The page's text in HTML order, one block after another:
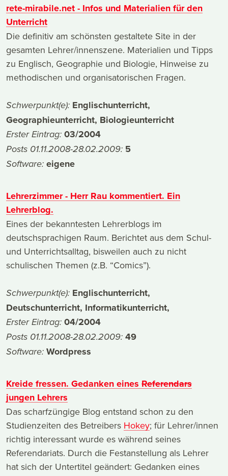
rete-mirabile.net - Infos und Materialien für den
Unterricht
Die definitiv am schönsten gestaltete Site in der
gesamten Lehrer/innenszene. Materialien und Tipps
zu Englisch, Geographie und Biologie, Hinweise zu
methodischen und organisatorischen Fragen.
Schwerpunkt(e): Englischunterricht,
Geographieunterricht, Biologieunterricht
Erster Eintrag: 03/2004
Posts 01.11.2008-28.02.2009: 5
Software: eigene
Lehrerzimmer - Herr Rau kommentiert. Ein
Lehrerblog.
Eines der bekanntesten Lehrerblogs im
deutschsprachigen Raum. Berichtet aus dem Schul-
und Unterrichtsalltag, bisweilen auch zu nicht
schulischen Themen (z.B. “Comics”).
Schwerpunkt(e): Englischunterricht,
Deutschunterricht, Informatikunterricht,
Erster Eintrag: 04/2004
Posts 01.11.2008-28.02.2009: 49
Software: Wordpress
Kreide fressen. Gedanken eines Referendars
jungen Lehrers
Das scharfzüngige Blog entstand schon zu den
Studienzeiten des Betreibers Hokey; für Lehrer/innen
richtig interessant wurde es während seines
Referendariats. Durch die Festanstellung als Lehrer
hat sich der Untertitel geändert: Gedanken eines